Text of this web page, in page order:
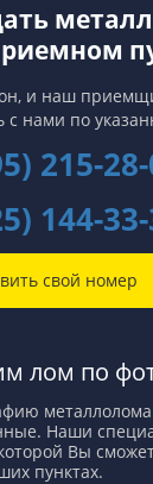
и наш
с нами по
215-
144-
свой номер
лом по
металлолома
Наши
Вы
пунктах.